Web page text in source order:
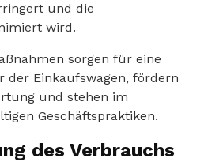
und die
wird.
sorgen für eine
der Einkaufswagen, fördern
und stehen im
Geschäftspraktiken.
des Verbrauchs